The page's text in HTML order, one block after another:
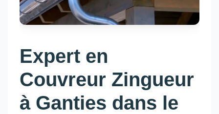
Expert en
Couvreur Zingueur
à Ganties dans le